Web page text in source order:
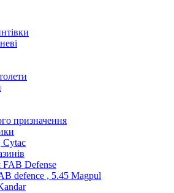
призначення
Cytac
FAB Defense
defence , 5.45 Magpul